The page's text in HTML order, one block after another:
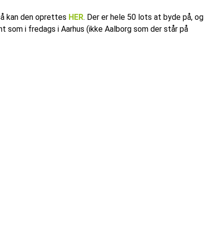
kan den oprettes HER. Der er hele 50 lots at byde på, og
som i fredags i Aarhus (ikke Aalborg som der står på